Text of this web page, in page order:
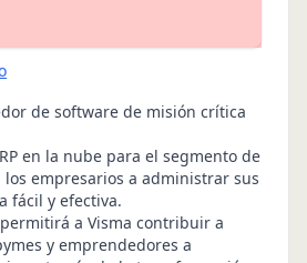
de software de misión crítica
en la nube para el segmento de
los empresarios a administrar sus
fácil y efectiva.
a Visma contribuir a
y emprendedores a